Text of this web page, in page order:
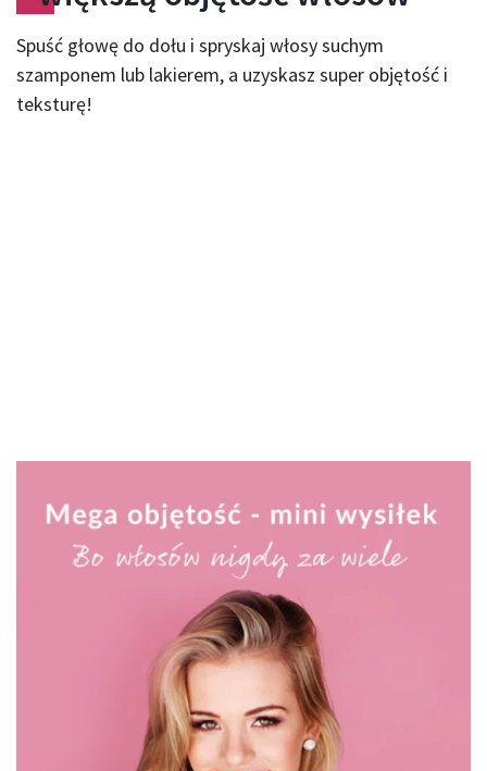
Spuść głowę do dołu i spryskaj włosy suchym
szamponem lub lakierem, a uzyskasz super objętość i
teksturę!